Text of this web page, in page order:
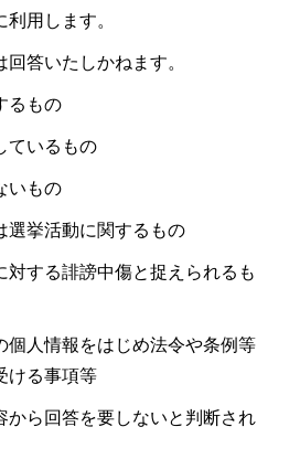
用します。
答いたしかねます。
るもの
ているもの
いもの
選挙活動に関するもの
対する誹謗中傷と捉えられるも
個人情報をはじめ法令や条例等
ける事項等
から回答を要しないと判断され